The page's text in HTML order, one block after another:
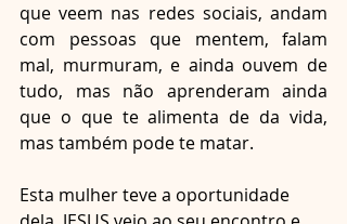
que veem nas redes sociais, andam
com pessoas que mentem, falam
mal, murmuram, e ainda ouvem de
tudo, mas não aprenderam ainda
que o que te alimenta de da vida,
mas também pode te matar.
Esta mulher teve a oportunidade